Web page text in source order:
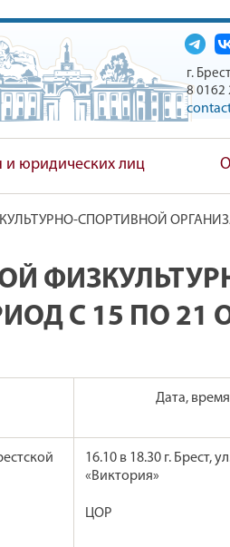
г.
8 0162
юридических лиц
СПОРТИВНОЙ
С 15 ПО 21
Дата,
16.10 в 18.30 г. Брест,
«Виктория»
ЦОР